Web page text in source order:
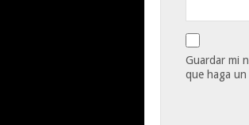
Guardar mi
que haga